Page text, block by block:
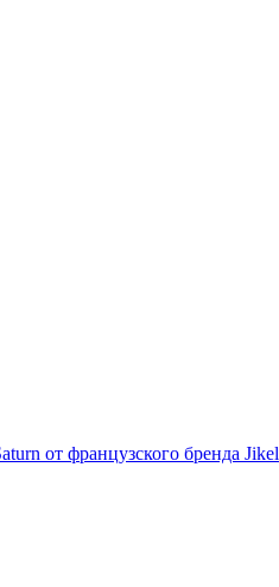
от французского бренда Jikel